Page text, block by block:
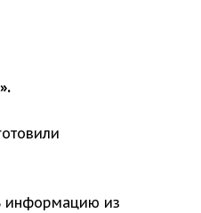
информацию из